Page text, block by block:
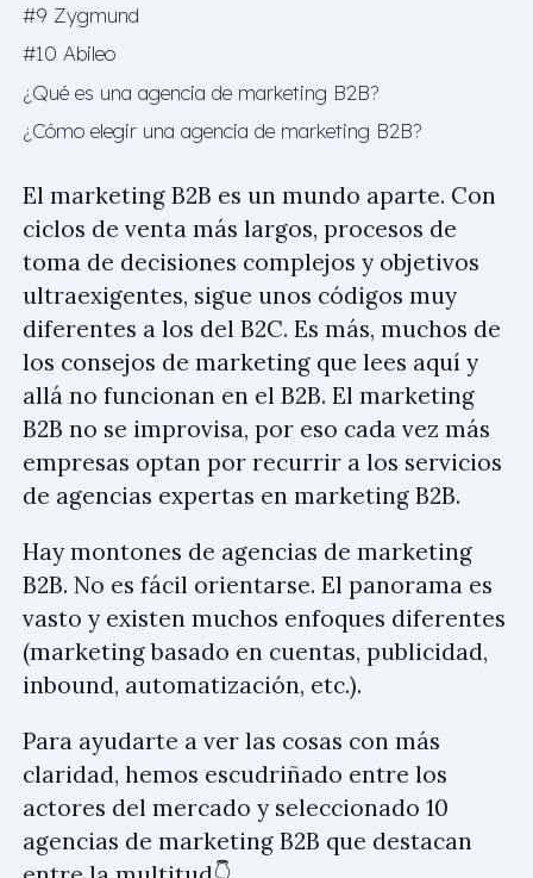
#9 Zygmund
#10 Abileo
¿Qué es una agencia de marketing B2B?
¿Cómo elegir una agencia de marketing B2B?
El marketing B2B es un mundo aparte. Con
ciclos de venta más largos, procesos de
toma de decisiones complejos y objetivos
ultraexigentes, sigue unos códigos muy
diferentes a los del B2C. Es más, muchos de
los consejos de marketing que lees aquí y
allá no funcionan en el B2B. El marketing
B2B no se improvisa, por eso cada vez más
empresas optan por recurrir a los servicios
de agencias expertas en marketing B2B.
Hay montones de agencias de marketing
B2B. No es fácil orientarse. El panorama es
vasto y existen muchos enfoques diferentes
(marketing basado en cuentas, publicidad,
inbound, automatización, etc.).
Para ayudarte a ver las cosas con más
claridad, hemos escudriñado entre los
actores del mercado y seleccionado 10
agencias de marketing B2B que destacan